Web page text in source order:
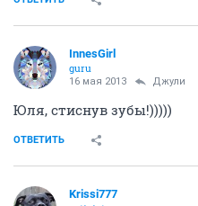
InnesGirl
guru
16 мая 2013 Джули
Юля, стиснув зубы!)))))
ОТВЕТИТЬ
Krissi777